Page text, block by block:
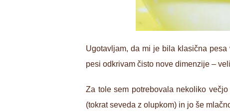
Ugotavljam, da mi je bila klasična
pesi odkrivam čisto nove dimenzije –
Za tole sem potrebovala nekoliko
(tokrat seveda z olupkom) in jo še